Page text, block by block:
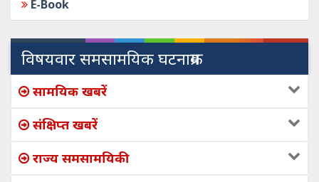
E-Book
विषयवार समसामयिक घटनाक्रम
सामयिक खबरें
संक्षिप्त खबरें
राज्य समसामयिकी